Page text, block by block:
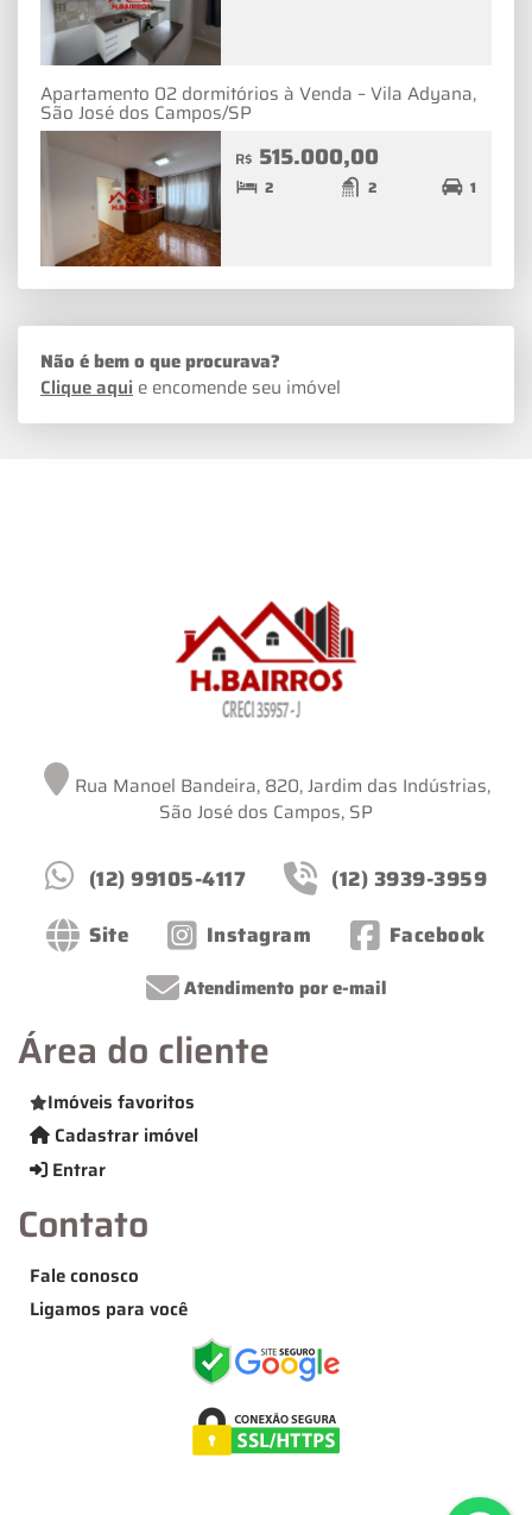
Apartamento 02 dormitórios à Venda – Vila Adyana,
São José dos Campos/SP
R$ 515.000,00
2 2 1
Não é bem o que procurava?
Clique aqui e encomende seu imóvel
Rua Manoel Bandeira, 820, Jardim das Indústrias,
São José dos Campos, SP
(12) 99105-4117
(12) 3939-3959
Site
Instagram Facebook
Atendimento por e-mail
Área do cliente
Imóveis favoritos
Cadastrar imóvel
Entrar
Contato
Fale conosco
Ligamos para você